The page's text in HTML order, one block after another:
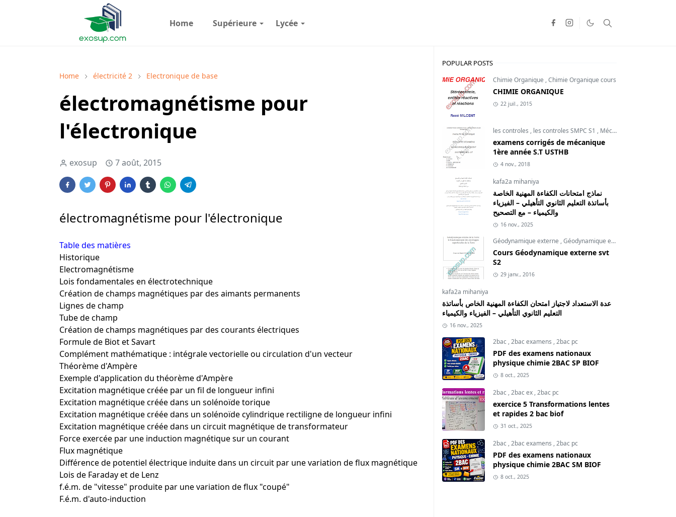
Home Supérieure Lycée
Home électricité 2 Electronique de base
électromagnétisme pour
l'électronique
exosup 7 août, 2015
électromagnétisme pour l'électronique
Table des matières
Historique
Electromagnétisme
Lois fondamentales en électrotechnique
Création de champs magnétiques par des aimants permanents
Lignes de champ
Tube de champ
Création de champs magnétiques par des courants électriques
Formule de Biot et Savart
Complément mathématique : intégrale vectorielle ou circulation d'un vecteur
Théorème d'Ampère
Exemple d'application du théorème d'Ampère
Excitation magnétique créée par un fil de longueur infini
Excitation magnétique créée dans un solénoïde torique
Excitation magnétique créée dans un solénoïde cylindrique rectiligne de longueur infini
Excitation magnétique créée dans un circuit magnétique de transformateur
Force exercée par une induction magnétique sur un courant
Flux magnétique
Différence de potentiel électrique induite dans un circuit par une variation de flux magnétique
Lois de Faraday et de Lenz
f.é.m. de "vitesse" produite par une variation de flux "coupé"
F.é.m. d'auto-induction
POPULAR POSTS
Chimie Organique ,Chimie Organique cours
CHIMIE ORGANIQUE
22 juil., 2015
les controles , les controles SMPC S1 , Mécanique du point
examens corrigés de mécanique
1ère année S.T USTHB
4 nov., 2018
kafa2a mihaniya
نماذج امتحانات الكفاءة المهنية الخاصة
بأساتذة التعليم الثانوي التأهيلي – الفيزياء
والكيمياء – مع التصحيح
16 nov., 2025
Géodynamique externe ,Géodynamique externe cours
Cours Géodynamique externe svt
S2
29 janv., 2016
kafa2a mihaniya
عدة الاستعداد لاجتياز امتحان الكفاءة المهنية الخاص بأساتذة
التعليم الثانوي التأهيلي – الفيزياء والكيمياء
16 nov., 2025
2bac,2bac examens ,2bac pc
PDF des examens nationaux
physique chimie 2BAC SP BIOF
8 oct., 2025
2bac,2bac ex,2bac pc
exercice 5 Transformations lentes
et rapides 2 bac biof
31 oct., 2025
2bac,2bac examens ,2bac pc
PDF des examens nationaux
physique chimie 2BAC SM BIOF
8 oct., 2025